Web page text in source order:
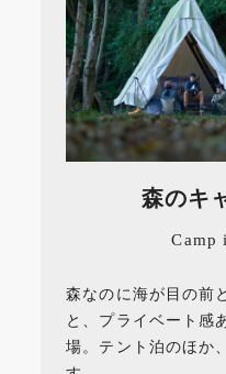
森のキ
Camp
森なのに海が目の前
と、プライベート感
場。テント泊のほか